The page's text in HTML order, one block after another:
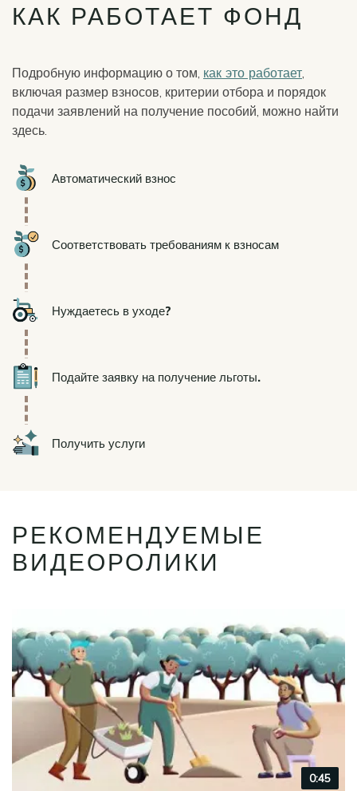
КАК РАБОТАЕТ ФОНД
Подробную информацию о том, как это работает
включая размер взносов, критерии отбора и порядок
подачи заявлений на получение пособий, можно найти
здесь.
Icon Автоматический взнос
Icon Соответствовать требованиям к взносам
Icon Нуждаетесь в уходе?
Icon Подайте заявку на получение льготы.
Icon Получить услуги
РЕКОМЕНДУЕМЫЕ
ВИДЕОРОЛИКИ
Video
0:45